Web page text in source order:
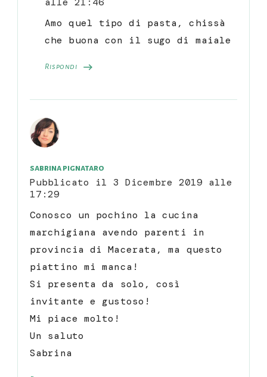
Rispondi
Amo quel tipo di pasta, chissà
che buona con il sugo di maiale
sabrina pignataro
Pubblicato il 3 Dicembre 2019 alle
17:29
Conosco un pochino la cucina
marchigiana avendo parenti in
provincia di Macerata, ma questo
piattino mi manca!
Si presenta da solo, così
invitante e gustoso!
Mi piace molto!
Un saluto
Sabrina